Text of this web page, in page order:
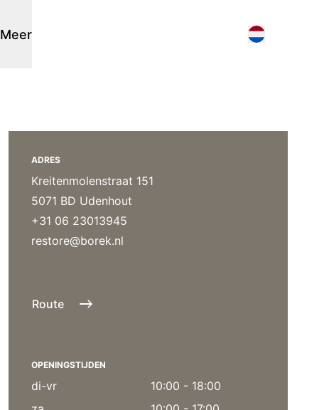
Meer
Zoek
Overig
Poefs
3D modellen
Events
Werken bij
Over ons
ADRES
Kreitenmolenstraat 151
5071 BD Udenhout
+31 06 23013945
restore@borek.nl
Route
OPENINGSTIJDEN
di-vr
10:00 - 18:00